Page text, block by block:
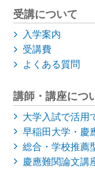
受講について
入学案内
受講費
よくある質問
講師・講座につ
大学入試で活用
早稲田大学・慶
総合・学校推薦
慶應難関論文講